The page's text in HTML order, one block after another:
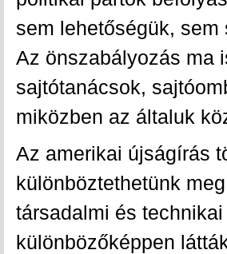
sem lehetőségük,
Az önszabályozás ma
sajtótanácsok,
miközben az általuk
Az amerikai újságírás
különböztethetünk
társadalmi és
különbözőképpen